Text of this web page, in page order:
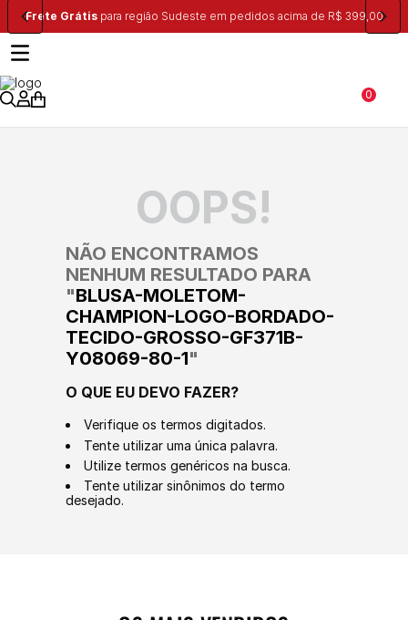
Frete Grátispara região Sudeste em pedidos acima de R$ 399,00
0
OOPS!
NÃO ENCONTRAMOS
NENHUM RESULTADO PARA
"BLUSA-MOLETOM-
CHAMPION-LOGO-BORDADO-
TECIDO-GROSSO-GF371B-
Y08069-80-1"
O QUE EU DEVO FAZER?
Verifique os termos digitados.
Tente utilizar uma única palavra.
Utilize termos genéricos na busca.
Tente utilizar sinônimos do termo
desejado.